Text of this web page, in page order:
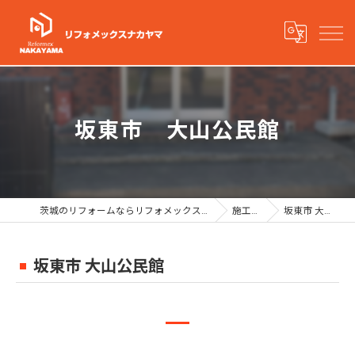
坂東市 大山公民館
茨城のリフォームならリフォメックスナカヤマ有限会社 施工事例 坂東市 大山公民館
坂東市 大山公民館